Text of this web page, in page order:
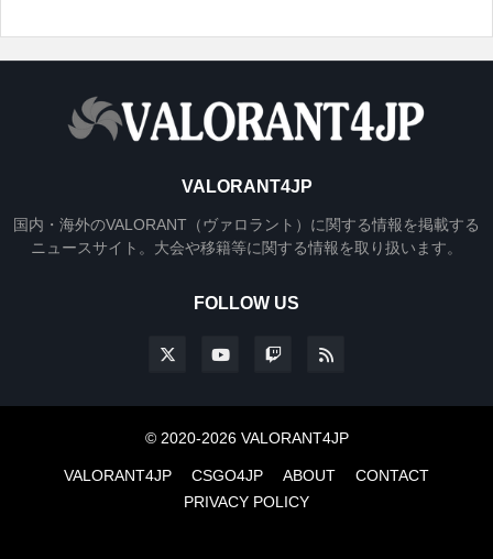
VALORANT4JP
国内・海外のVALORANT（ヴァロラント）に関する情報を掲載する
ニュースサイト。大会や移籍等に関する情報を取り扱います。
FOLLOW US
© 2020-2026 VALORANT4JP
VALORANT4JP CSGO4JP ABOUT
CONTACT
PRIVACY POLICY